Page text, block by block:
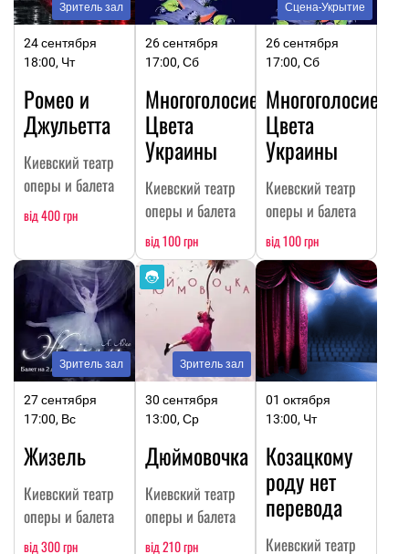
Зритель зал
24 сентября
18:00, Чт
Ромео и
Джульетта
Киевский театр
оперы и балета
від 400 грн
26 сентября
17:00, Сб
Многоголосие.
Цвета
Украины
Киевский театр
оперы и балета
від 100 грн
Сцена-Укрытие
26 сентября
17:00, Сб
Многоголосие.
Цвета
Украины
Киевский театр
оперы и балета
від 100 грн
Зритель зал
27 сентября
17:00, Вс
Жизель
Киевский театр
оперы и балета
від 300 грн
Зритель зал
30 сентября
13:00, Ср
Дюймовочка
Киевский театр
оперы и балета
від 210 грн
01 октября
13:00, Чт
Козацкому
роду нет
перевода
Киевский театр